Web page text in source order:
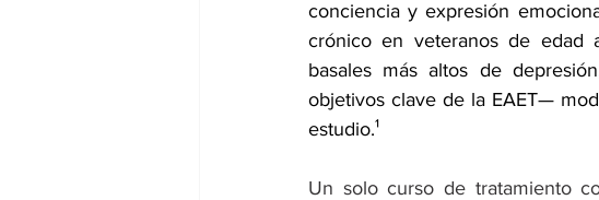
conciencia y expresión
crónico en veteranos de edad
basales más altos de
objetivos clave de la EAET—
estudio.¹
Un solo curso de tratamiento